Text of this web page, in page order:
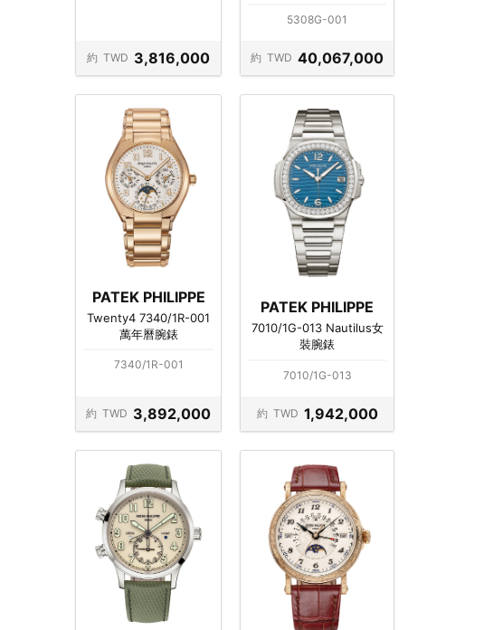
約 TWD 3,816,000
5308G-001
約 TWD 40,067,000
PATEK PHILIPPE
Twenty4 7340/1R-001
萬年曆腕錶
7340/1R-001
約 TWD 3,892,000
PATEK PHILIPPE
7010/1G-013 Nautilus女
裝腕錶
7010/1G-013
約 TWD 1,942,000